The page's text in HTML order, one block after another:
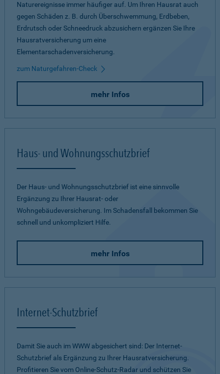
Naturereignisse immer häufiger auf. Um Ihren Hausrat auch
gegen Schäden z. B. durch Überschwemmung, Erdbeben,
Erdrutsch oder Schneedruck abzusichern ergänzen Sie Ihre
Hausratversicherung um eine
Elementarschadenversicherung.
zum Naturgefahren-Check
mehr Infos
Haus- und Wohnungsschutzbrief
Der Haus- und Wohnungsschutzbrief ist eine sinnvolle
Ergänzung zu Ihrer Hausrat- oder
Wohngebäudeversicherung. Im Schadensfall bekommen Sie
schnell und unkompliziert Hilfe.
mehr Infos
Internet-Schutzbrief
Damit Sie auch im WWW abgesichert sind: Der Internet-
Schutzbrief als Ergänzung zu Ihrer Hausratversicherung.
Profitieren Sie vom Online-Schutz-Radar und schützen Sie